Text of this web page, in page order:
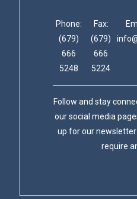
Phone:
(679)
666
5248
Fax:
(679)
666
5224
Follow and stay
our social media
up for our
require